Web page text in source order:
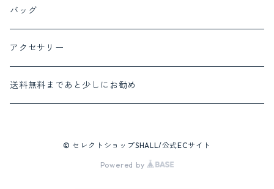
チュニック
ベスト
cafune set 2
サロペット
インナー
ROSIEE
QTUME
NUS
バッグ
アクセサリー
送料無料まであと少しにお勧め
© セレクトショップSHALL/公式ECサイト
Powered by